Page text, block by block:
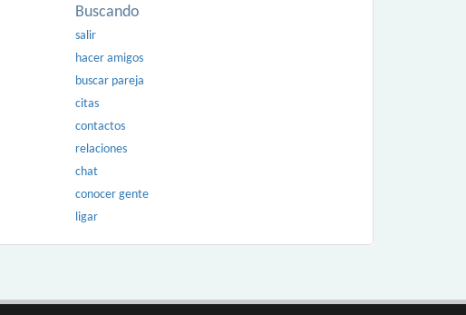
Buscando
salir
hacer amigos
buscar pareja
citas
contactos
relaciones
chat
conocer gente
ligar